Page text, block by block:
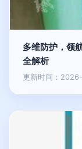
多维防护，领
全解析
更新时间：